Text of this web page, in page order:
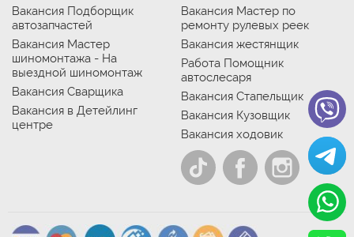
Вакансия Подборщик
автозапчастей
Вакансия Мастер
шиномонтажа - На
выездной шиномонтаж
Вакансия Сварщика
Вакансия в Детейлинг
центре
Вакансия Мастер по
ремонту рулевых реек
Вакансия жестянщик
Работа Помощник
автослесаря
Вакансия Стапельщик
Вакансия Кузовщик
Вакансия ходовик